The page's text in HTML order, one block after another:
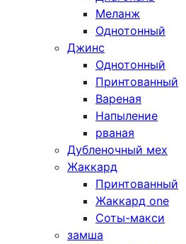
Меланж
Однотонный
Джинс
Однотонный
Принтованный
Вареная
Напыление
рваная
Дубленочный мех
Жаккард
Принтованный
Жаккард one
Соты-макси
замша